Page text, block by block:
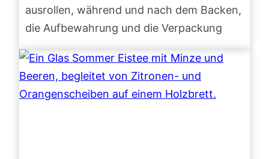
ausrollen, während und nach dem Backen,
die Aufbewahrung und die Verpackung